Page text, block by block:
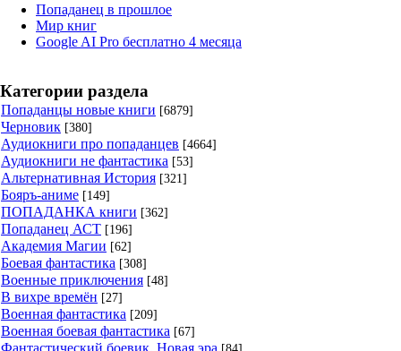
Попаданец в прошлое
Мир книг
Google AI Pro бесплатно 4 месяца
Категории раздела
Попаданцы новые книги [6879]
Черновик [380]
Аудиокниги про попаданцев [4664]
Аудиокниги не фантастика [53]
Альтернативная История [321]
Бояръ-аниме [149]
ПОПАДАНКА книги [362]
Попаданец АСТ [196]
Академия Магии [62]
Боевая фантастика [308]
Военные приключения [48]
В вихре времён [27]
Военная фантастика [209]
Военная боевая фантастика [67]
Фантастический боевик. Новая эра